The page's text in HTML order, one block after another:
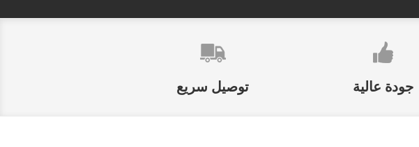
توصيل سريع جودة عالية